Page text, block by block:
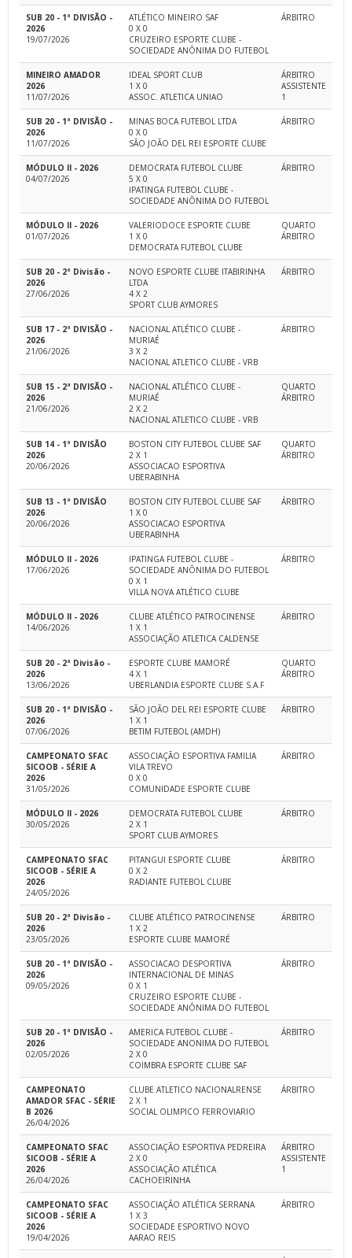
SUB 20 - 1ª DIVISÃO -
2026
19/07/2026
ATLÉTICO MINEIRO SAF
0 X 0
CRUZEIRO ESPORTE CLUBE -
SOCIEDADE ANÔNIMA DO FUTEBOL
ÁRBITRO
MINEIRO AMADOR
2026
11/07/2026
IDEAL SPORT CLUB
1 X 0
ASSOC. ATLETICA UNIAO
ÁRBITRO
ASSISTENTE
1
SUB 20 - 1ª DIVISÃO -
2026
11/07/2026
MINAS BOCA FUTEBOL LTDA
0 X 0
SÃO JOÃO DEL REI ESPORTE CLUBE
ÁRBITRO
MÓDULO II - 2026
04/07/2026
DEMOCRATA FUTEBOL CLUBE
5 X 0
IPATINGA FUTEBOL CLUBE -
SOCIEDADE ANÔNIMA DO FUTEBOL
ÁRBITRO
MÓDULO II - 2026
01/07/2026
VALERIODOCE ESPORTE CLUBE
1 X 0
DEMOCRATA FUTEBOL CLUBE
QUARTO
ÁRBITRO
SUB 20 - 2ª Divisão -
2026
27/06/2026
NOVO ESPORTE CLUBE ITABIRINHA
LTDA
4 X 2
SPORT CLUB AYMORES
ÁRBITRO
SUB 17 - 2ª DIVISÃO -
2026
21/06/2026
NACIONAL ATLÉTICO CLUBE -
MURIAÉ
3 X 2
NACIONAL ATLETICO CLUBE - VRB
ÁRBITRO
SUB 15 - 2ª DIVISÃO -
2026
21/06/2026
NACIONAL ATLÉTICO CLUBE -
MURIAÉ
2 X 2
NACIONAL ATLETICO CLUBE - VRB
QUARTO
ÁRBITRO
SUB 14 - 1ª DIVISÃO
2026
20/06/2026
BOSTON CITY FUTEBOL CLUBE SAF
2 X 1
ASSOCIACAO ESPORTIVA
UBERABINHA
QUARTO
ÁRBITRO
SUB 13 - 1ª DIVISÃO
2026
20/06/2026
BOSTON CITY FUTEBOL CLUBE SAF
1 X 0
ASSOCIACAO ESPORTIVA
UBERABINHA
ÁRBITRO
MÓDULO II - 2026
17/06/2026
IPATINGA FUTEBOL CLUBE -
SOCIEDADE ANÔNIMA DO FUTEBOL
0 X 1
VILLA NOVA ATLÉTICO CLUBE
ÁRBITRO
MÓDULO II - 2026
14/06/2026
CLUBE ATLÉTICO PATROCINENSE
1 X 1
ASSOCIAÇÃO ATLETICA CALDENSE
ÁRBITRO
SUB 20 - 2ª Divisão -
2026
13/06/2026
ESPORTE CLUBE MAMORÉ
4 X 1
UBERLANDIA ESPORTE CLUBE S.A.F
QUARTO
ÁRBITRO
SUB 20 - 1ª DIVISÃO -
2026
07/06/2026
SÃO JOÃO DEL REI ESPORTE CLUBE
1 X 1
BETIM FUTEBOL (AMDH)
ÁRBITRO
CAMPEONATO SFAC
SICOOB - SÉRIE A
2026
31/05/2026
ASSOCIAÇÃO ESPORTIVA FAMILIA
VILA TREVO
0 X 0
COMUNIDADE ESPORTE CLUBE
ÁRBITRO
MÓDULO II - 2026
30/05/2026
DEMOCRATA FUTEBOL CLUBE
2 X 1
SPORT CLUB AYMORES
ÁRBITRO
CAMPEONATO SFAC
SICOOB - SÉRIE A
2026
24/05/2026
PITANGUI ESPORTE CLUBE
0 X 2
RADIANTE FUTEBOL CLUBE
ÁRBITRO
SUB 20 - 2ª Divisão -
2026
23/05/2026
CLUBE ATLÉTICO PATROCINENSE
1 X 2
ESPORTE CLUBE MAMORÉ
ÁRBITRO
SUB 20 - 1ª DIVISÃO -
2026
09/05/2026
ASSOCIACAO DESPORTIVA
INTERNACIONAL DE MINAS
0 X 1
CRUZEIRO ESPORTE CLUBE -
SOCIEDADE ANÔNIMA DO FUTEBOL
ÁRBITRO
SUB 20 - 1ª DIVISÃO -
2026
02/05/2026
AMERICA FUTEBOL CLUBE -
SOCIEDADE ANONIMA DO FUTEBOL
2 X 0
COIMBRA ESPORTE CLUBE SAF
ÁRBITRO
CAMPEONATO
AMADOR SFAC - SÉRIE
B 2026
26/04/2026
CLUBE ATLETICO NACIONALRENSE
2 X 1
SOCIAL OLIMPICO FERROVIARIO
ÁRBITRO
CAMPEONATO SFAC
SICOOB - SÉRIE A
2026
26/04/2026
ASSOCIAÇÃO ESPORTIVA PEDREIRA
2 X 0
ASSOCIAÇÃO ATLÉTICA
CACHOEIRINHA
ÁRBITRO
ASSISTENTE
1
CAMPEONATO SFAC
SICOOB - SÉRIE A
2026
19/04/2026
ASSOCIAÇÃO ATLÉTICA SERRANA
1 X 3
SOCIEDADE ESPORTIVO NOVO
AARAO REIS
ÁRBITRO